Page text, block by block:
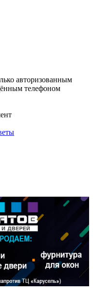
авторизованным
телефоном